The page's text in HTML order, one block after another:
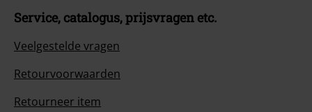
Service, catalogus, prijsvragen etc.
Veelgestelde vragen
Retourvoorwaarden
Retourneer item